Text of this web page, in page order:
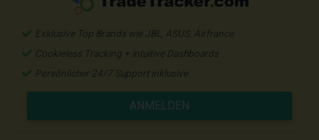
Exklusive Top Brands wie JBL, ASUS, Airfrance
Cookieless Tracking + intuitive Dashboards
Persönlicher 24/7 Support inklusive
ANMELDEN